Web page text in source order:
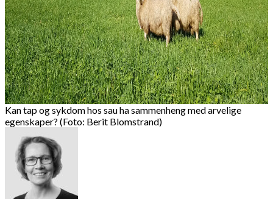
Kan tap og sykdom hos sau ha sammenheng med arvelige
egenskaper? (Foto: Berit Blomstrand)